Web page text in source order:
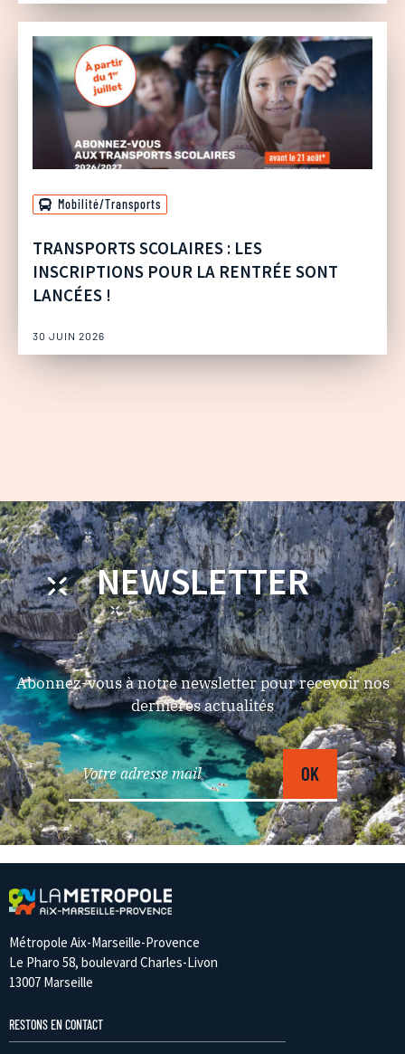
Mobilité/Transports
TRANSPORTS SCOLAIRES : LES
INSCRIPTIONS POUR LA RENTRÉE SONT
LANCÉES !
30 JUIN 2026
NEWSLETTER
Abonnez-vous à notre newsletter pour recevoir nos
dernières actualités
Métropole Aix-Marseille-Provence
Le Pharo 58, boulevard Charles-Livon
13007 Marseille
RESTONS EN CONTACT